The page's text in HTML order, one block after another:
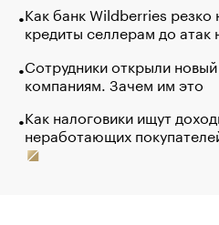
Как банк Wildberries резко
кредиты селлерам до атак
Сотрудники открыли
компаниям. Зачем им это
Как налоговики ищут
неработающих